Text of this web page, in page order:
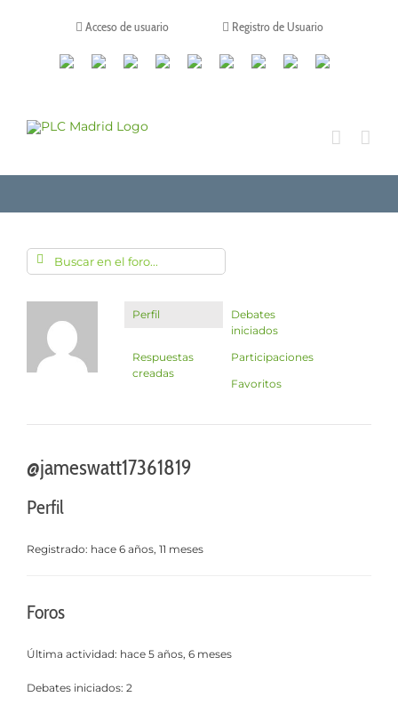
Acceso de usuario Registro de Usuario
CanalesLinkedinYoutubeTiktokFacebookInstagram
X TwitchContacto
Perfil
Debates
iniciados
Respuestas
creadas
Participaciones
Favoritos
@jameswatt17361819
Perfil
Registrado: hace 6 años, 11 meses
Foros
Última actividad: hace 5 años, 6 meses
Debates iniciados: 2